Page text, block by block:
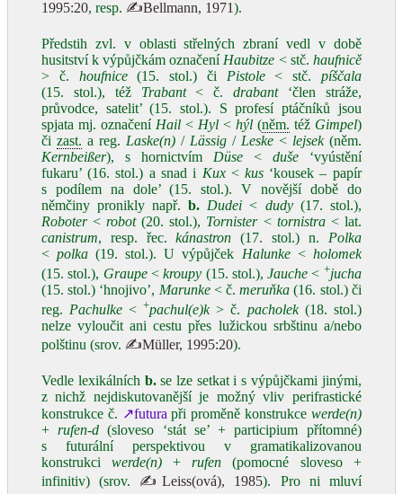
1995:20, resp. ✍Bellmann, 1971).
Předstih zvl. v oblasti střelných zbraní vedl v době
husitství k výpůjčkám označení Haubitze < stč. haufnicě
> č. houfnice(15. stol.) či Pistole< stč. píščala
(15. stol.), též Trabant< č.drabant‘člen stráže,
průvodce, satelit’ (15. stol.). S profesí ptáčníků jsou
spjata mj. označení Hail< Hyl< hýl(něm. též Gimpel)
či zast. a reg. Laske(n)/ Lässig/ Leske< lejsek(něm.
Kernbeißer), s hornictvím Düse< duše‘vyústění
fukaru’ (16. stol.) a snad i Kux< kus ‘kousek – papír
s podílem na dole’ (15. stol.). V novější době do
němčiny pronikly např.b. Dudei < dudy(17. stol.),
Roboter<robot(20. stol.), Tornister< tornistra< lat.
canistrum, resp. řec.kánastron (17. stol.) n. Polka
<polka (19. stol.). U výpůjček Halunke< holomek
(15. stol.), Graupe<kroupy (15. stol.),Jauche < +jucha
(15. stol.) ‘hnojivo’, Marunke< č.meruňka (16. stol.) či
reg. Pachulke <+pachul(e)k> č. pacholek(18. stol.)
nelze vyloučit ani cestu přes lužickou srbštinu a/nebo
polštinu (srov. ✍Müller, 1995:20).
Vedle lexikálních b.se lze setkat i s výpůjčkami jinými,
z nichž nejdiskutovanější je možný vliv perifrastické
konstrukce č. ↗futura při proměně konstrukce werde(n)
+rufen‑d (sloveso ‘stát se’ + participium přítomné)
s futurální perspektivou v gramatikalizovanou
konstrukciwerde(n) +rufen (pomocné sloveso +
infinitiv) (srov. ✍Leiss(ová), 1985). Pro ni mluví